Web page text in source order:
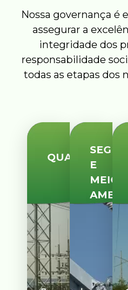
Nossa governança é
assegurar a
integridade dos
responsabilidade
todas as etapas dos
QUALIDADE
E
MEIO